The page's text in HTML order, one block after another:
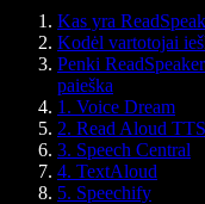
Kas yra
Kodėl vartotojai
Penki
paieška
1. Voice Dream
2. Read Aloud
3. Speech Central
4. TextAloud
5. Speechify